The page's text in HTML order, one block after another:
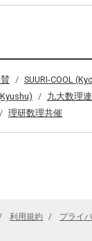
SUURI-COOL
九大数理
理研数理共催
利用規約 プライ